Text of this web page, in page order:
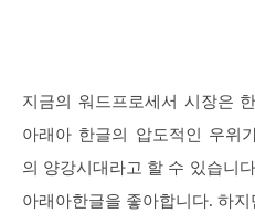
지금의 워드프로세서 시장은
아래아 한글의 압도적인 우위
의 양강시대라고 할 수 있습니
아래아한글을 좋아합니다. 하